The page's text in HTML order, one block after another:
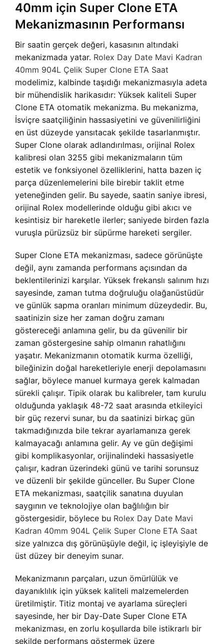
40mm için Super Clone ETA
Mekanizmasının Performansı
Bir saatin gerçek değeri, kasasının altındaki
mekanizmada yatar. Rolex Day Date Mavi Kadran
40mm 904L Çelik Super Clone ETA Saat
modelimiz, kalbinde taşıdığı mekanizmasıyla adeta
bir mühendislik harikasıdır: Yüksek kaliteli Super
Clone ETA otomatik mekanizma. Bu mekanizma,
İsviçre saatçiliğinin hassasiyetini ve güvenilirliğini
en üst düzeyde yansıtacak şekilde tasarlanmıştır.
Super Clone olarak adlandırılması, orijinal Rolex
kalibresi olan 3255 gibi mekanizmaların tüm
estetik ve fonksiyonel özelliklerini, hatta bazen iç
parça düzenlemelerini bile birebir taklit etme
yeteneğinden gelir. Bu sayede, saatin saniye ibresi,
orijinal Rolex modellerinde olduğu gibi akıcı ve
kesintisiz bir hareketle ilerler; saniyede birden fazla
vuruşla pürüzsüz bir süpürme hareketi sergiler.
Super Clone ETA mekanizması, sadece görünüşte
değil, aynı zamanda performans açısından da
beklentilerinizi karşılar. Yüksek frekanslı salınım hızı
sayesinde, zaman tutma doğruluğu olağanüstüdür
ve günlük sapma oranları minimum düzeydedir. Bu,
saatinizin size her zaman doğru zamanı
göstereceği anlamına gelir, bu da güvenilir bir
zaman göstergesine sahip olmanın rahatlığını
yaşatır. Mekanizmanın otomatik kurma özelliği,
bileğinizin doğal hareketleriyle enerji depolamasını
sağlar, böylece manuel kurmaya gerek kalmadan
sürekli çalışır. Tipik olarak bu kalibreler, tam kurulu
olduğunda yaklaşık 48-72 saat arasında etkileyici
bir güç rezervi sunar, bu da saatinizi birkaç gün
takmadığınızda bile tekrar ayarlamanıza gerek
kalmayacağı anlamına gelir. Ay ve gün değişimi
gibi komplikasyonlar, orijinalindeki hassasiyetle
çalışır, kadran üzerindeki günü ve tarihi sorunsuz
ve düzenli bir şekilde günceller. Bu Super Clone
ETA mekanizması, saatçilik sanatına duyulan
saygının ve teknolojiye olan bağlılığın bir
göstergesidir, böylece bu Rolex Day Date Mavi
Kadran 40mm 904L Çelik Super Clone ETA Saat
size yalnızca dış görünüşüyle değil, iç işleyişiyle de
üst düzey bir deneyim sunar.
Mekanizmanın parçaları, uzun ömürlülük ve
dayanıklılık için yüksek kaliteli malzemelerden
üretilmiştir. Titiz montaj ve ayarlama süreçleri
sayesinde, her bir Day-Date Super Clone ETA
mekanizması, en zorlu koşullarda bile istikrarlı bir
şekilde performans göstermek üzere